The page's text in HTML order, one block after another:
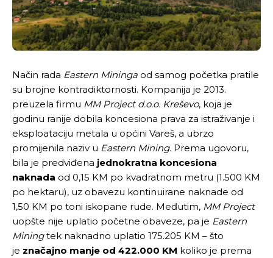
Način rada Eastern Mininga od samog početka pratile
su brojne kontradiktornosti. Kompanija je 2013.
preuzela firmu MM Project d.o.o. Kreševo, koja je
godinu ranije dobila koncesiona prava za istraživanje i
eksploataciju metala u općini Vareš, a ubrzo
promijenila naziv u Eastern Mining. Prema ugovoru,
bila je predviđena jednokratna koncesiona
naknada od 0,15 KM po kvadratnom metru (1.500 KM
po hektaru), uz obavezu kontinuirane naknade od
1,50 KM po toni iskopane rude. Međutim, MM Project
uopšte nije uplatio početne obaveze, pa je Eastern
Miningtek naknadno uplatio 175.205 KM – što
je značajno manje od 422.000 KM koliko je prema